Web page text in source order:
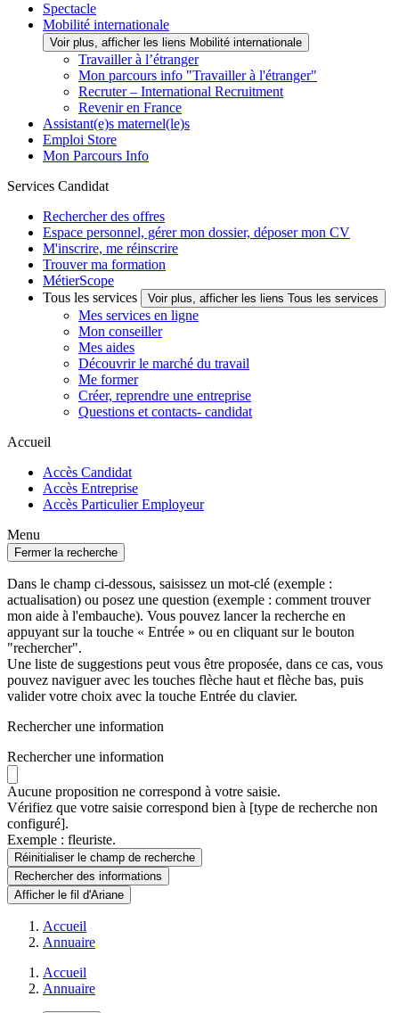
Spectacle
Mobilité internationale
Voir plus, afficher les liens Mobilité internationale
Travailler à l’étranger
Mon parcours info "Travailler à l'étranger"
Recruter – International Recruitment
Revenir en France
Assistant(e)s maternel(le)s
Emploi Store
Mon Parcours Info
Services Candidat
Rechercher des offres
Espace personnel, gérer mon dossier, déposer mon CV
M'inscrire, me réinscrire
Trouver ma formation
MétierScope
Tous les services
Voir plus, afficher les liens Tous les services
Mes services en ligne
Mon conseiller
Mes aides
Découvrir le marché du travail
Me former
Créer, reprendre une entreprise
Questions et contacts- candidat
Accueil
Accès Candidat
Accès Entreprise
Accès Particulier Employeur
Menu
Fermer la recherche
Dans le champ ci-dessous, saisissez un mot-clé (exemple :
actualisation) ou posez une question (exemple : comment trouver
mon aide à l'embauche). Vous pouvez lancer la recherche en
appuyant sur la touche « Entrée » ou en cliquant sur le bouton
"rechercher".
Une liste de suggestions peut vous être proposée, dans ce cas, vous
pouvez naviguer avec les touches flèche haut et flèche bas, puis
valider votre choix avec la touche Entrée du clavier.
Rechercher une information
Rechercher une information
Aucune proposition ne correspond à votre saisie.
Vérifiez que votre saisie correspond bien à [type de recherche non
configuré].
Exemple : fleuriste.
Réinitialiser le champ de recherche
Rechercherdes informations
Afficher le fil d'Ariane
Accueil
Annuaire
Accueil
Annuaire